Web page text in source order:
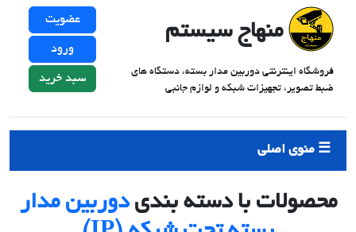
منهاج سیستم
عضویت
ورود
سبد خرید
فروشگاه اینترنتی دوربین مدار بسته، دستگاه های
ضبط تصویر، تجهیزات شبکه و لوازم جانبی
منوی اصلی
محصولات با دسته بندیدوربین مدار